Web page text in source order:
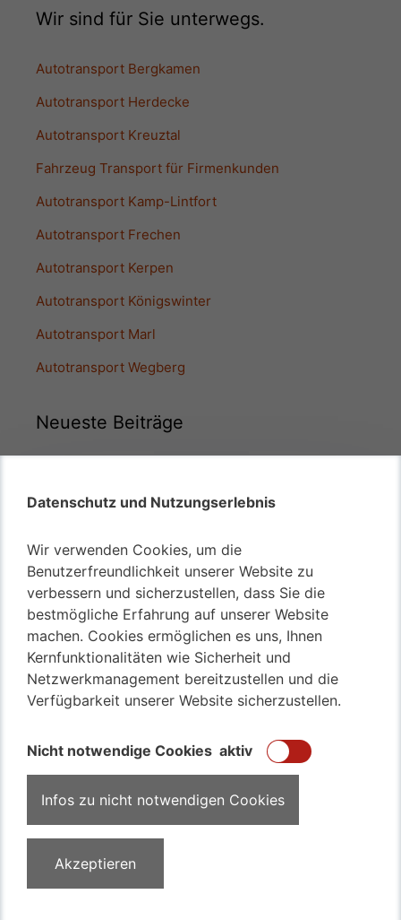
Datenschutz und Nutzungserlebnis
Wir verwenden Cookies, um die
Benutzerfreundlichkeit unserer Website zu
verbessern und sicherzustellen, dass Sie die
bestmögliche Erfahrung auf unserer Website
machen. Cookies ermöglichen es uns, Ihnen
Kernfunktionalitäten wie Sicherheit und
Netzwerkmanagement bereitzustellen und die
Verfügbarkeit unserer Website sicherzustellen.
Nicht notwendige Cookies aktiv
Infos zu nicht notwendigen Cookies
Akzeptieren
Wir sind für Sie unterwegs.
Autotransport Bergkamen
Autotransport Herdecke
Autotransport Kreuztal
Fahrzeug Transport für Firmenkunden
Autotransport Kamp-Lintfort
Autotransport Frechen
Autotransport Kerpen
Autotransport Königswinter
Autotransport Marl
Autotransport Wegberg
Neueste Beiträge
Auch Transport von Motorrädern oder nur von Autos?
Transport von Familienwagen, Van oder Minivan
Beförderung von Kleintransportern? Kein Problem für
unser Team
017643530968
Kompetent
Schnell
Datenschutz